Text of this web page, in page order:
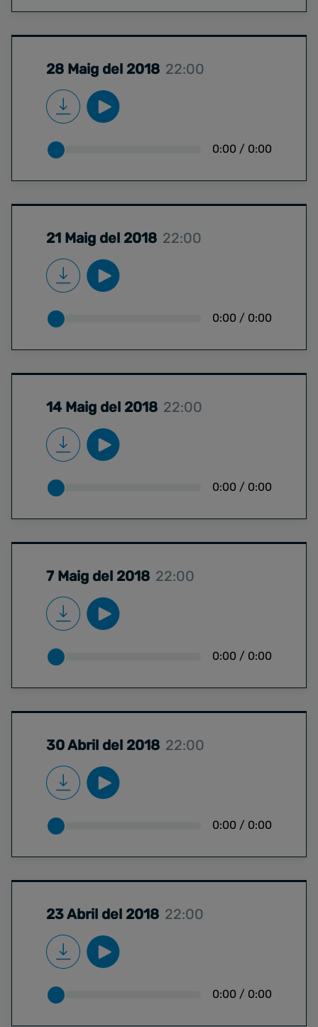
28 Maig del 2018 22:00
0:00 / 0:00
21 Maig del 2018 22:00
0:00 / 0:00
14 Maig del 2018 22:00
0:00 / 0:00
7 Maig del 2018 22:00
0:00 / 0:00
30 Abril del 2018 22:00
0:00 / 0:00
23 Abril del 2018 22:00
0:00 / 0:00